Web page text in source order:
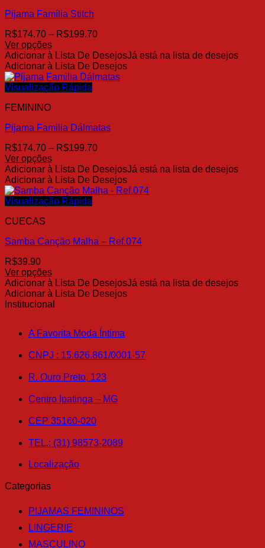
podem
escolhidas
na
página
do
produto
Pijama Família Stitch
R$174.70 – R$199.70Faixa
preço:
R$174.70
através
Ver opções
Este
produto
tem
várias
As
podem
escolhidas
na
página
do
produto
Adicionar à Lista De DesejosJá está na lista de desejos
Adicionar à Lista De Desejos
Visualização Rápida
FEMININO
Pijama Familia Dálmatas
R$174.70 – R$199.70Faixa
preço:
R$174.70
através
Ver opções
Este
produto
tem
várias
As
podem
escolhidas
na
página
do
produto
Adicionar à Lista De DesejosJá está na lista de desejos
Adicionar à Lista De Desejos
Visualização Rápida
CUECAS
Samba Canção Malha – Ref.074
R$39.90
Ver opções
Este
produto
tem
podem
escolhidas
página
produto
Adicionar à Lista De DesejosJá está na lista de desejos
Adicionar à Lista De Desejos
Institucional
A Favorita Moda Íntima
CNPJ : 15.626.861/0001-57
R. Ouro Preto, 123
Centro Ipatinga – MG
CEP 35160-020
TEL.: (31) 98573-2089
Localização
Categorias
PIJAMAS FEMININOS
LINGERIE
MASCULINO